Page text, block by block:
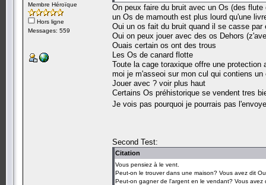
Membre Héroïque
Hors ligne
Messages: 559
On peux faire du bruit avec un Os (des
un Os de mamouth est plus lourd qu'une
Oui un os fait du bruit quand il se casse par
Oui on peux jouer avec des os Dehors
Ouais certain os ont des trous
Les Os de canard flotte
Toute la cage toraxique offre une
moi je m'asseoi sur mon cul qui contiens
Jouer avec ? voir plus haut
Certains Os préhistorique se vendent tres
Je vois pas pourquoi je pourrais pas
Second Test:
Citation
Vous pensiez à le vent.
Peut-on le trouver dans une maison? Vous avez dit
Peut-on gagner de l'argent en le vendant? Vous avez